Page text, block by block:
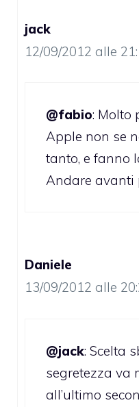
jack
12/09/2012 alle
@fabio: Molto
Apple non se
tanto, e fanno
Andare avanti
Daniele
13/09/2012 alle
@jack: Scelta
segretezza va
all’ultimo